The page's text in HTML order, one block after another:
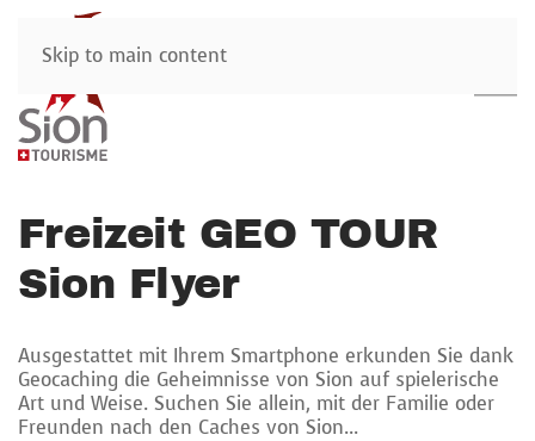
Skip to main content
Freizeit GEO TOUR
Sion Flyer
Ausgestattet mit Ihrem Smartphone erkunden Sie dank
Geocaching die Geheimnisse von Sion auf spielerische
Art und Weise. Suchen Sie allein, mit der Familie oder
Freunden nach den Caches von Sion...